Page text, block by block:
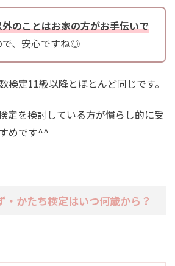
のことはお家の方がお手伝いで
で、安心ですね◎
検定11級以降とほとんど同じです。
定を検討している方が慣らし的に受
めです^^
・かたち検定はいつ何歳から？